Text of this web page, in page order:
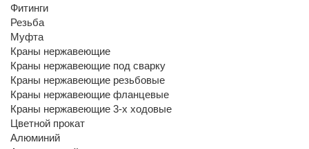
Фитинги
Резьба
Муфта
Краны нержавеющие
Краны нержавеющие под сварку
Краны нержавеющие резьбовые
Краны нержавеющие фланцевые
Краны нержавеющие 3-х ходовые
Цветной прокат
Алюминий